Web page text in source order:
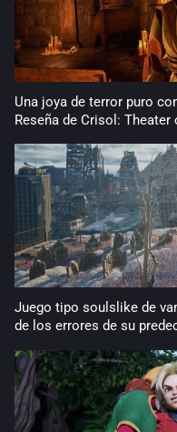
Una joya de terror puro
Reseña de Crisol: Theater
Juego tipo soulslike de
de los errores de su